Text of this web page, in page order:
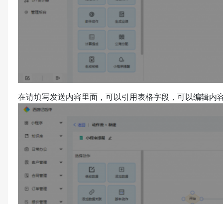
在请填写发送内容里面，可以引用表格字段，可以编辑内